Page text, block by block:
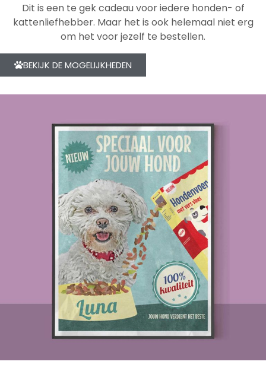
Dit is een te gek cadeau voor iedere honden- of
kattenliefhebber. Maar het is ook helemaal niet erg
om het voor jezelf te bestellen.
BEKIJK DE MOGELIJKHEDEN